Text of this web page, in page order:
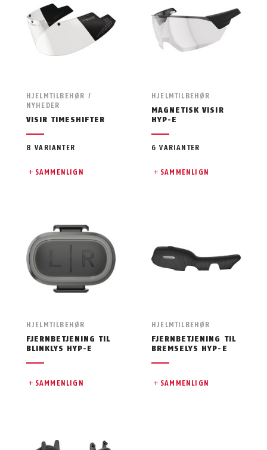
HJELMTILBEHØR /
NYHEDER
VISIR TIMESHIFTER
8 VARIANTER
SAMMENLIGN
HJELMTILBEHØR
MAGNETISK VISIR
HYP-E
6 VARIANTER
SAMMENLIGN
HJELMTILBEHØR
FJERNBETJENING TIL
BLINKLYS HYP-E
SAMMENLIGN
HJELMTILBEHØR
FJERNBETJENING TIL
BREMSELYS HYP-E
SAMMENLIGN